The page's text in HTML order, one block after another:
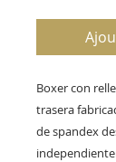
Boxer con
trasera
de spandex